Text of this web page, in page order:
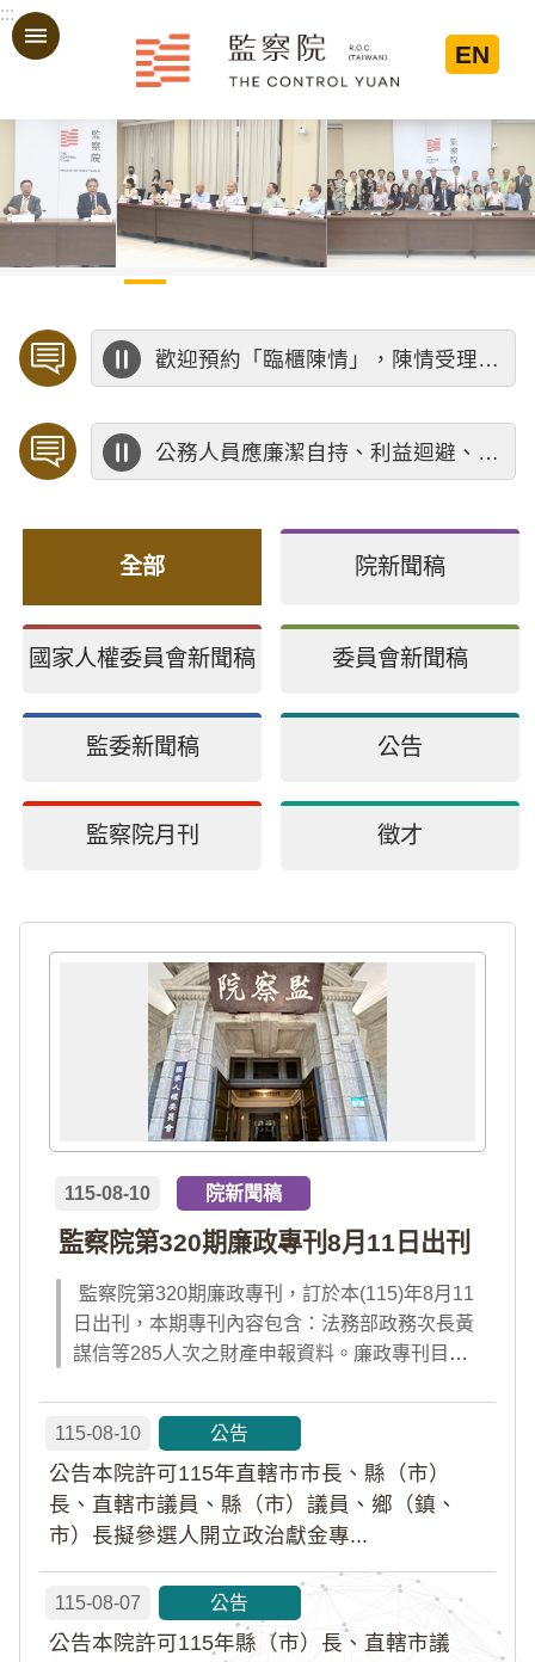
跳到主要內容區塊
:::
EN
歡迎預約「臨櫃陳情」，陳情受理中心將優先排定人員與您接談，釐清案情爭點後收案處理，以節省您的寶貴時間。
公務人員應廉潔自持、利益迴避、依法公正執行公務～考試院公務人員保障暨培訓委員會～
全部 院新聞稿
國家人權委員會新聞稿 委員會新聞稿
監委新聞稿 公告
監察院月刊 徵才
監察院第320期廉政專刊8月11日出刊
115-08-10 院新聞稿
監察院第320期廉政專刊，訂於本(115)年8月11
日出刊，本期專刊內容包含：法務部政務次長黃
謀信等285人次之財產申報資料。廉政專刊目次
網」查閱；專刊完整內容，請於出刊當日點選首
頁「公告園地」內「廉政專刊電子書」及「財產
申報公告資料」查閱。
115-08-10 公告
公告本院許可115年直轄市市長、縣（市）
長、直轄市議員、縣（市）議員、鄉（鎮、
市）長擬參選人開立政治獻金專...
115-08-07 公告
公告本院許可115年縣（市）長、直轄市議